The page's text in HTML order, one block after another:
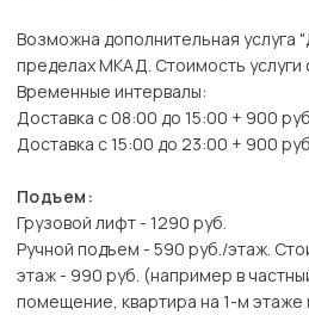
Возможна дополнительная услуга
пределах МКАД. Стоимость услуги
Временные интервалы:
Доставка с 08:00 до 15:00 + 900
Доставка с 15:00 до 23:00 + 900
Подъем:
Грузовой лифт - 1290 руб.
Ручной подъем - 590 руб./этаж.
этаж - 990 руб. (например в
помещение, квартира на 1-м этаже